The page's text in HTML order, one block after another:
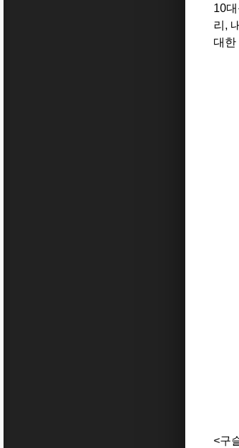
10
리,
대한
<구